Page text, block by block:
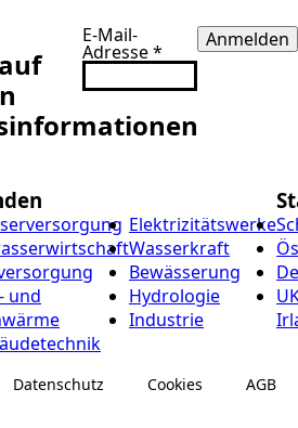
E-Mail-
Adresse *
Anmelden
und
Elektrizitätswerke
Wasserkraft
Bewässerung
Hydrologie
Industrie
Datenschutz Cookies AGB